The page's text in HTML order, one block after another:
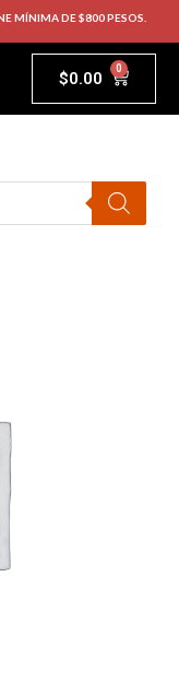
MÍNIMA DE $800 PESOS.
$0.00 0